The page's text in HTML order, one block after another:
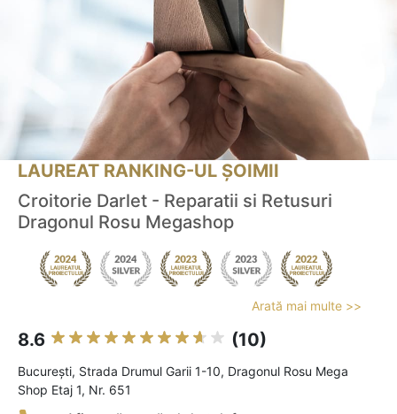
LAUREAT RANKING-UL ȘOIMII
Croitorie Darlet - Reparatii si Retusuri
Dragonul Rosu Megashop
Arată mai multe >>
8.6 (10)
Bucureşti, Strada Drumul Garii 1-10, Dragonul Rosu Mega
Shop Etaj 1, Nr. 651